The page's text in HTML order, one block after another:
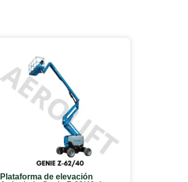
Plataforma de elevación